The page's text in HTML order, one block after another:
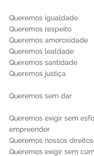
Queremos igualdade
Queremos respeito
Queremos amorosidade
Queremos lealdade
Queremos santidade
Queremos justiça
Queremos sem dar
Queremos exigir sem
empreender
Queremos nossos
Queremos exigir sem